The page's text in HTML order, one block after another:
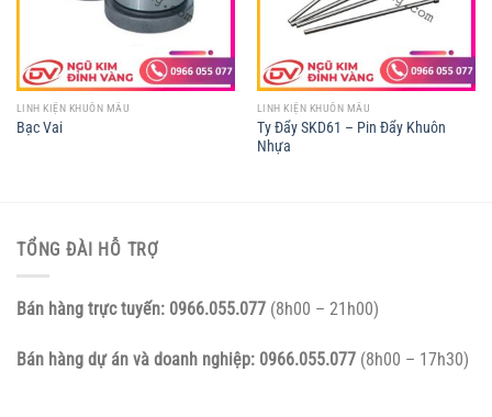
LINH KIỆN KHUÔN MẪU
Bạc Vai
LINH KIỆN KHUÔN MẪU
Ty Đẩy SKD61 – Pin Đẩy Khuôn
Nhựa
TỔNG ĐÀI HỖ TRỢ
Bán hàng trực tuyến: 0966.055.077 (8h00 – 21h00)
Bán hàng dự án và doanh nghiệp: 0966.055.077 (8h00 – 17h30)